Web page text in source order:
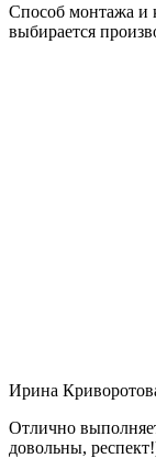
Способ монтажа и
выбирается
Ирина
Отлично
довольны,